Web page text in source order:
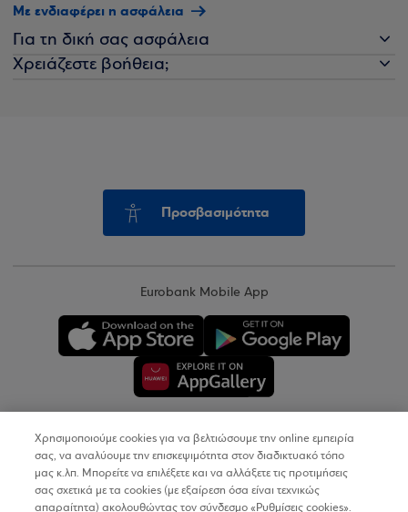
Με ενδιαφέρει η ασφάλεια
Για τη δική σας ασφάλεια
Χρειάζεστε βοήθεια;
Προσβασιμότητα
Eurobank Mobile App
Copyright © 2026
Όροι Χρήσης
Χρησιμοποιούμε cookies για να βελτιώσουμε την online εμπειρία
σας, να αναλύουμε την επισκεψιμότητα στον διαδικτυακό τόπο
μας κ.λπ. Μπορείτε να επιλέξετε και να αλλάξετε τις προτιμήσεις
σας σχετικά με τα cookies (με εξαίρεση όσα είναι τεχνικώς
απαραίτητα) ακολουθώντας τον σύνδεσμο «Ρυθμίσεις cookies».